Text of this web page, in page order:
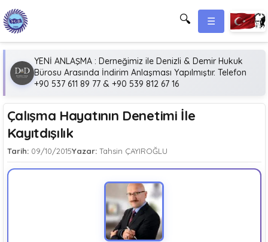
🔍 ☰
YENİ ANLAŞMA : Derneğimiz ile Denizli & Demir Hukuk
Bürosu Arasında İndirim Anlaşması Yapılmıştır. Telefon
+90 537 611 89 77 & +90 539 812 67 16
Çalışma Hayatının Denetimi İle
Kayıtdışılık
Tarih: 09/10/2015Yazar:Tahsin ÇAYIROĞLU